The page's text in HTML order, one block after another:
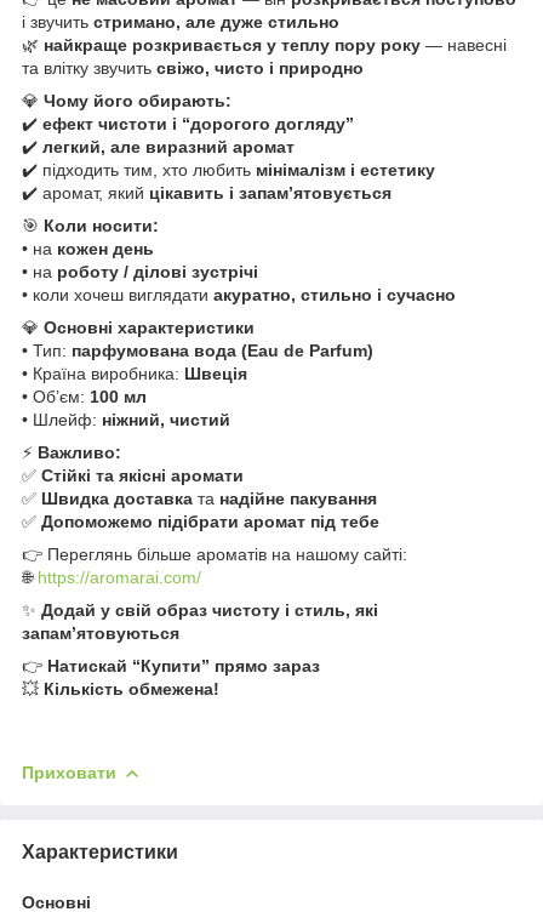
і звучить стримано, але дуже стильно
🌿 найкраще розкривається у теплу пору року — навесні
та влітку звучить свіжо, чисто і природно
💎 Чому його обирають:
✔️ ефект чистоти і “дорогого догляду”
✔️ легкий, але виразний аромат
✔️ підходить тим, хто любить мінімалізм і естетику
✔️ аромат, який цікавить і запам’ятовується
🎯 Коли носити:
• на кожен день
• на роботу / ділові зустрічі
• коли хочеш виглядати акуратно, стильно і сучасно
💎 Основні характеристики
• Тип: парфумована вода (Eau de Parfum)
• Країна виробника: Швеція
• Об’єм: 100 мл
• Шлейф: ніжний, чистий
⚡️ Важливо:
✅ Стійкі та якісні аромати
✅ Швидка доставка та надійне пакування
✅ Допоможемо підібрати аромат під тебе
👉 Переглянь більше ароматів на нашому сайті:
🌐 https://aromarai.com/
✨ Додай у свій образ чистоту і стиль, які
запам’ятовуються
👉 Натискай “Купити” прямо зараз
💥 Кількість обмежена!
Приховати
Характеристики
Основні